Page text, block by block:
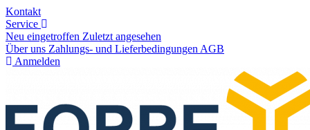
Kontakt
Service
Neu eingetroffen Zuletzt angesehen
Über uns Zahlungs- und Lieferbedingungen AGB
Anmelden